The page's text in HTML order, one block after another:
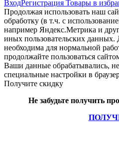
ВходРегистрация Товары в
Продолжая использовать наш
обработку (в т.ч. с
например Яндекс.Метрика и
иных пользовательских
необходима для нормальной
продолжайте пользоваться
Ваши данные обрабатывались,
специальные настройки в
Получите скидку
Не забудьте получить